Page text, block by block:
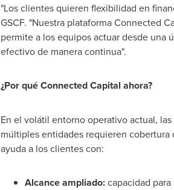
"Los clientes quieren flexibilidad en
GSCF. "Nuestra plataforma Connected
permite a los equipos actuar desde una
efectivo de manera continua".
¿Por qué Connected Capital ahora?
En el volátil entorno operativo actual,
múltiples entidades requieren cobertura
ayuda a los clientes con:
Alcance ampliado:capacidad para